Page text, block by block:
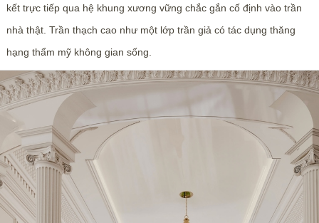
kết trực tiếp qua hệ khung xương vững chắc gắn cố định vào trần
nhà thật. Trần thạch cao như một lớp trần giả có tác dụng thăng
hạng thẩm mỹ không gian sống.